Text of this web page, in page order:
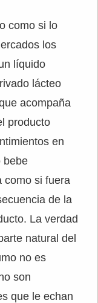
como si lo
los
líquido
lácteo
acompaña
producto
en
bebe
como si fuera
de la
La verdad
natural del
no es
son
que le echan